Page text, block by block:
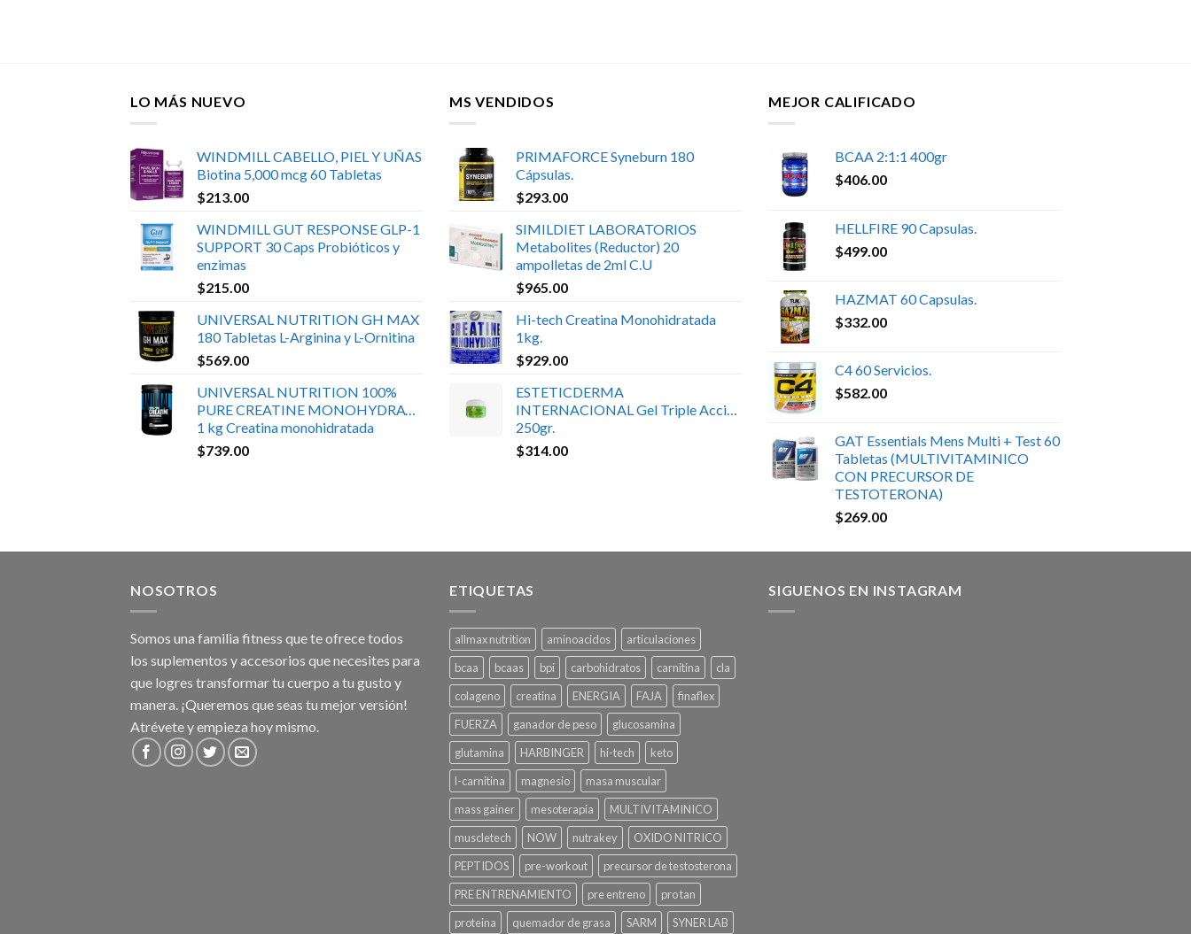
LO MÁS NUEVO
WINDMILL CABELLO, PIEL Y UÑAS
Biotina 5,000 mcg 60 Tabletas
$213.00
WINDMILL GUT RESPONSE GLP-1
SUPPORT 30 Caps Probióticos y
enzimas
$215.00
UNIVERSAL NUTRITION GH MAX
180 Tabletas L-Arginina y L-Ornitina
$569.00
UNIVERSAL NUTRITION 100%
PURE CREATINE MONOHYDRATE
1 kg Creatina monohidratada
$739.00
MS VENDIDOS
PRIMAFORCE Syneburn 180
Cápsulas.
$293.00
SIMILDIET LABORATORIOS
Metabolites (Reductor) 20
ampolletas de 2ml C.U
$965.00
Hi-tech Creatina Monohidratada
1kg.
$929.00
ESTETICDERMA
INTERNACIONAL Gel Triple Acción
250gr.
$314.00
MEJOR CALIFICADO
BCAA 2:1:1 400gr
$406.00
HELLFIRE 90 Capsulas.
$499.00
HAZMAT 60 Capsulas.
$332.00
C4 60 Servicios.
$582.00
GAT Essentials Mens Multi + Test 60
Tabletas (MULTIVITAMINICO
CON PRECURSOR DE
TESTOTERONA)
$269.00
NOSOTROS
Somos una familia fitness que te ofrece todos
los suplementos y accesorios que necesites para
que logres transformar tu cuerpo a tu gusto y
manera. ¡Queremos que seas tu mejor versión!
Atrévete y empieza hoy mismo.
ETIQUETAS
allmax nutrition aminoacidos
articulaciones
bcaa
bcaas bpi carbohidratos carnitina
cla
colageno
creatina ENERGIA FAJA
finaflex
FUERZA
ganador de peso
glucosamina
glutamina
HARBINGER hi-tech
keto
l-carnitina
magnesio
masa muscular
mass gainer
mesoterapia
MULTIVITAMINICO
muscletech
NOW nutrakey
OXIDO NITRICO
PEPTIDOS
pre-workout
precursor de testosterona
PRE ENTRENAMIENTO
pre entreno
pro tan
proteina
quemador de grasa SARM SYNER LAB
SIGUENOS EN INSTAGRAM